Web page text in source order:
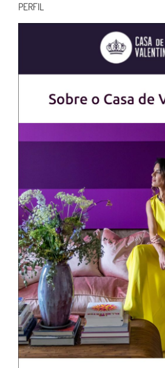
PERFIL